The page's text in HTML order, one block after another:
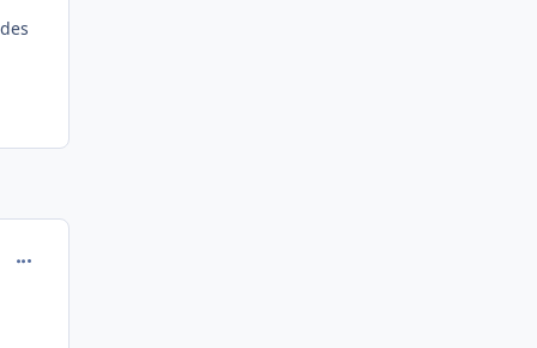
comment_196229